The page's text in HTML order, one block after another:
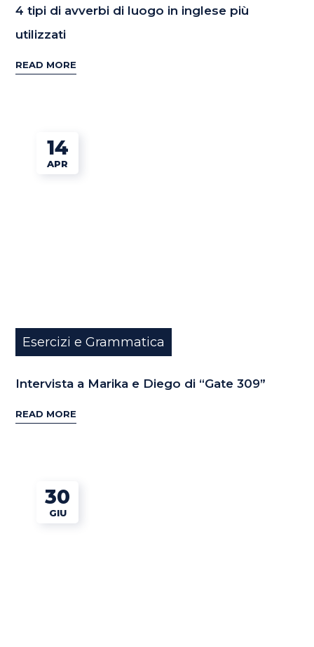
4 tipi di avverbi di luogo in inglese più
utilizzati
READ MORE
14
APR
Esercizi e Grammatica
Intervista a Marika e Diego di “Gate 309”
READ MORE
30
GIU